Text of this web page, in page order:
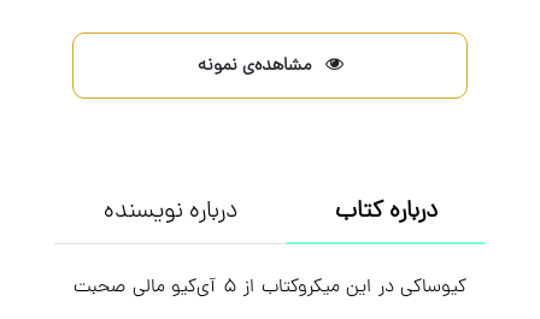
مشاهده‌ی نمونه
درباره کتاب درباره نویسنده
کیوساکی در این میکروکتاب از ۵ آی‌کیو مالی صحبت